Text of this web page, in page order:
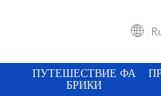
ПУТЕШЕСТВИЕ ФА
БРИКИ